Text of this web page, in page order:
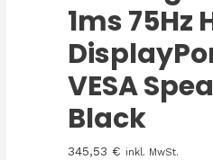
1ms 75Hz
VESA
Black
345,53€ inkl. MwSt.